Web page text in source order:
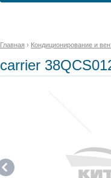
Главная › Кондиционирование и
carrier